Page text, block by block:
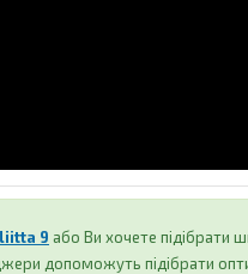
9 або Ви хочете підібрати
допоможуть підібрати